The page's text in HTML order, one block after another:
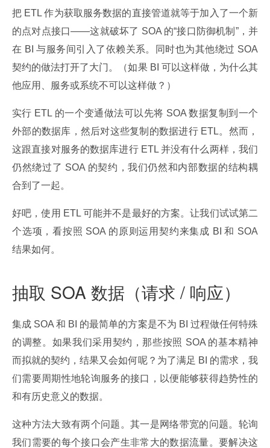
把 ETL 作为获取服务数据的直接管道就等于加入了一个新
的点对点接口——这就破坏了 SOA 的“接口防御机制”，并
在 BI 与服务间引入了依赖关系。同时也为其他绕过 SOA
契约的做法打开了大门。（如果 BI 可以这样做，为什么其
他应用、服务或系统不可以这样做？）
实行 ETL 的一个变通做法可以先将 SOA 数据复制到一个
外部的数据库，然后对这些复制的数据进行 ETL。然而，
这跟直接对服务的数据库进行 ETL 并没有什么两样，我们
仍然绕过了 SOA 的契约，我们仍然和内部数据的结构耦
合到了一起。
好吧，使用 ETL 可能并不是最好的方案。让我们试试第二
个选项，看按照 SOA 的原则运用契约来集成 BI 和 SOA
结果如何。
抽取 SOA 数据（请求 / 响应）
集成 SOA 和 BI 的最简单的方案是不为 BI 过程做任何特殊
的调整。如果我们采用契约，那些按照 SOA 的基本精神
而拟就的契约，结果又会如何呢？为了满足 BI 的需求，我
们需要周期性地轮询服务的接口，以便能够获得趋势性的
和有历史意义的数据。
这种方法大致有两个问题。其一是网络带宽的问题。轮询
我们需要的每个接口会产生非常大的数据流量。要解决这